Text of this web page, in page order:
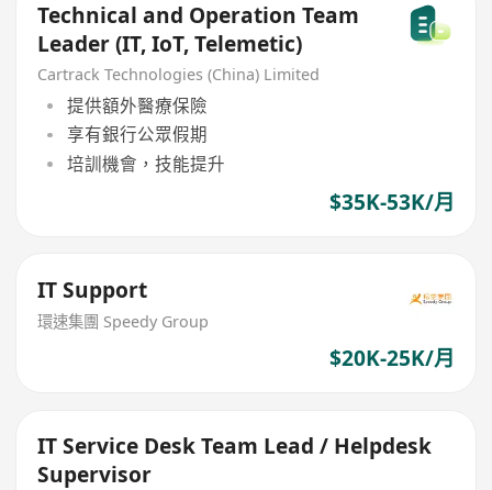
Technical and Operation Team
Leader (IT, IoT, Telemetic)
Cartrack Technologies (China) Limited
提供額外醫療保險
享有銀行公眾假期
培訓機會，技能提升
$35K-53K/月
IT Support
環速集團 Speedy Group
$20K-25K/月
IT Service Desk Team Lead / Helpdesk
Supervisor